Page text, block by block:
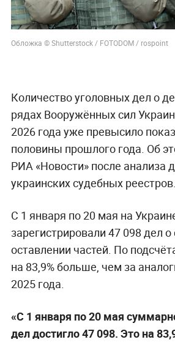
Обложка © Shutterstock / FOTODOM / rospoint
Количество уголовных дел о
рядах Вооружённых сил
2026 года уже превысило
половины прошлого года. Об
РИА «Новости» после анализа
украинских судебных реестров.
С 1 января по 20 мая на
зарегистрировали 47 098 дел
оставлении частей. По
на 83,9% больше, чем за
2025 года.
«С 1 января по 20 мая
дел достигло 47 098. Это на